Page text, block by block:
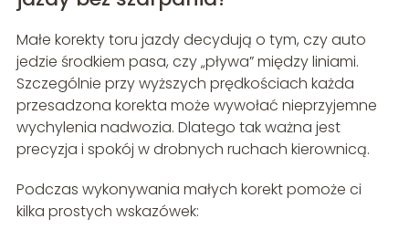
Małe korekty toru jazdy decydują o tym, czy auto
jedzie środkiem pasa, czy „pływa” między liniami.
Szczególnie przy wyższych prędkościach każda
przesadzona korekta może wywołać nieprzyjemne
wychylenia nadwozia. Dlatego tak ważna jest
precyzja i spokój w drobnych ruchach kierownicą.
Podczas wykonywania małych korekt pomoże ci
kilka prostych wskazówek: